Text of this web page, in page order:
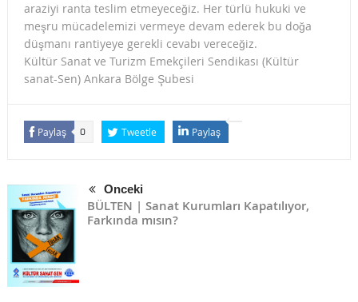
araziyi ranta teslim etmeyeceğiz. Her türlü hukuki ve
meşru mücadelemizi vermeye devam ederek bu doğa
düşmanı rantiyeye gerekli cevabı vereceğiz.
Kültür Sanat ve Turizm Emekçileri Sendikası (Kültür
sanat-Sen) Ankara Bölge Şubesi
Paylaş 0 Tweetle Paylaş
Önceki
BÜLTEN | Sanat Kurumları Kapatılıyor,
Farkında mısın?